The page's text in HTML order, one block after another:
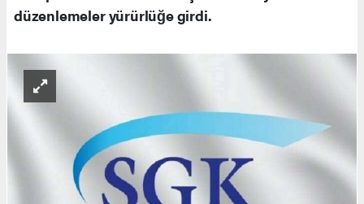
düzenlemeler yürürlüğe girdi.